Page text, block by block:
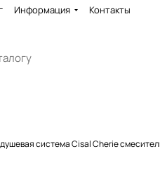
Информация Контакты
система Cisal Cherie